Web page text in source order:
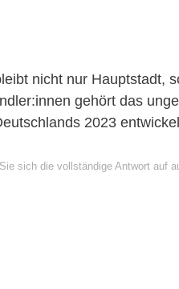
nicht nur Hauptstadt,
gehört das
2023
sich die vollständige Antwort auf